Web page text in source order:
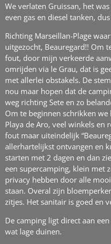
We verlaten Gruissan, het
even gas en diesel tanken,
Richting Marseillan-Plage
uitgezocht, Beauregard!! Om
fout, door mijn verkeerde
omrijden via le Grau, dat is
met allerlei obstakels. De
nou maar hopen dat de
weg richting Sete en zo
Om te beginnen schrikken
Playa de Aro, veel winkels en
fout maar uiteindelijk
allerhartelijkst ontvangen en
starten met 2 dagen en dan
een supercamping, klein met
privacy hebben door alle
staan. Overal zijn
zitjes. Het sanitair is goed en
De camping ligt direct aan
wat lage duinen.